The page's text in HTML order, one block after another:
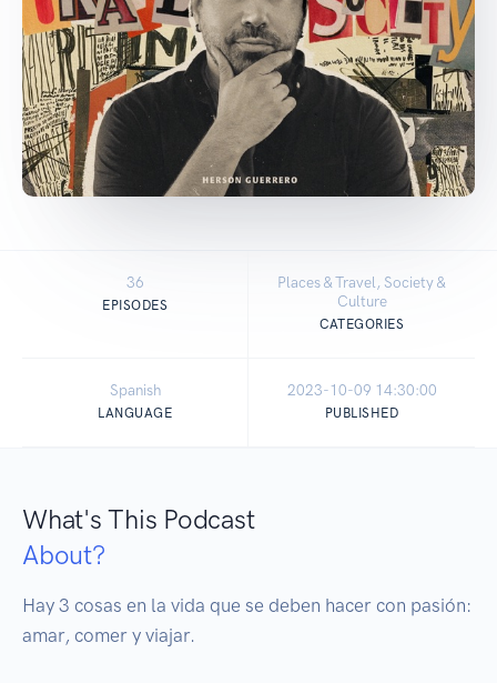
36
EPISODES
Places & Travel, Society &
Culture
CATEGORIES
Spanish
LANGUAGE
2023-10-09 14:30:00
PUBLISHED
What's This Podcast
About?
Hay 3 cosas en la vida que se deben hacer con pasión:
amar, comer y viajar.